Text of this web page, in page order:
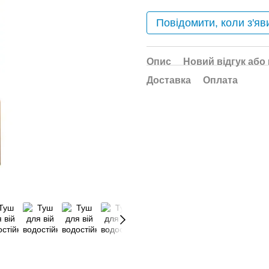
Повідомити, коли
Опис
Новий відгук
Доставка
Оплата